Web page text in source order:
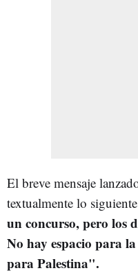
El breve mensaje
textualmente lo
un concurso, pero los
No hay espacio para
para Palestina".